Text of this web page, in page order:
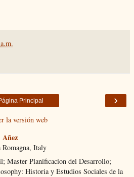
›
Principal
la versión web
Italy
Master Planificacion del Desarrollo;
Historia y Estudios Sociales de la